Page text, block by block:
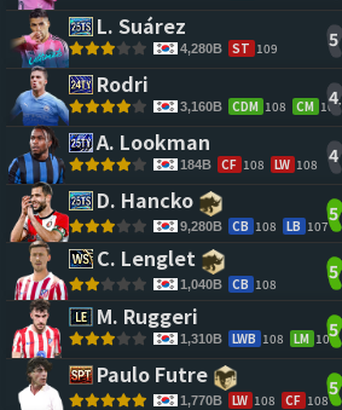
L. Suárez
4,280B ST 109 5
Rodri
3,160B CDM 108 CM 107
4
A. Lookman
184B CF 108 LW 108 4
D. Hancko
9,280B CB 108 LB 107
5
C. Lenglet
1,040B CB 108
5
M. Ruggeri
1,310B LWB 108 LM 107
5
Paulo Futre
1,770B LW 108 CF 108
5